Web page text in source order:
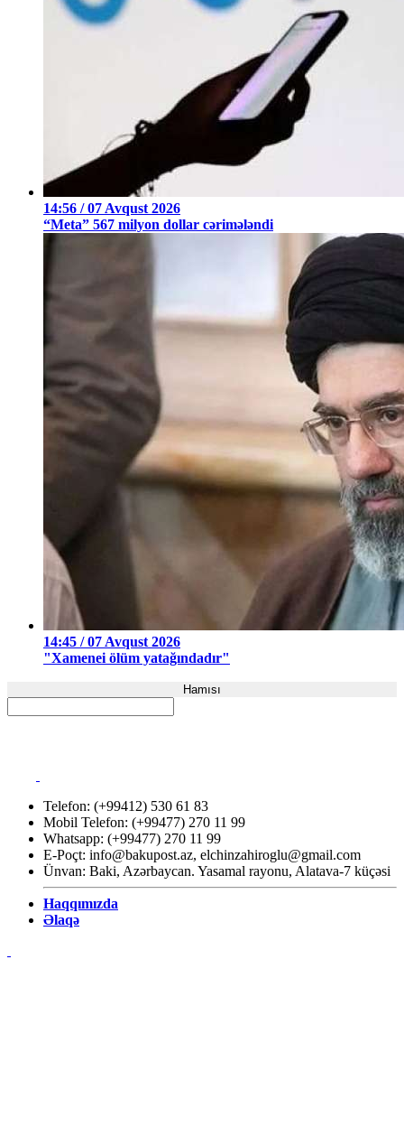
14:56 / 07 Avqust 2026
“Meta” 567 milyon dollar cərimələndi
14:45 / 07 Avqust 2026
"Xamenei ölüm yatağındadır"
Hamısı
Telefon: (+99412) 530 61 83
Mobil Telefon: (+99477) 270 11 99
Whatsapp: (+99477) 270 11 99
E-Poçt: info@bakupost.az, elchinzahiroglu@gmail.com
Ünvan: Baki, Azərbaycan. Yasamal rayonu, Alatava-7 küçəsi
Haqqımızda
Əlaqə